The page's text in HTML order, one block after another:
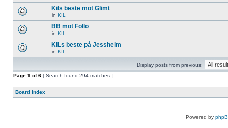
Kils beste mot Glimt
in KIL
BB mot Follo
in KIL
KILs beste på Jessheim
in KIL
Display posts from previous:
Page 1 of6 [ Search found 294 matches ]
Board index
Powered by